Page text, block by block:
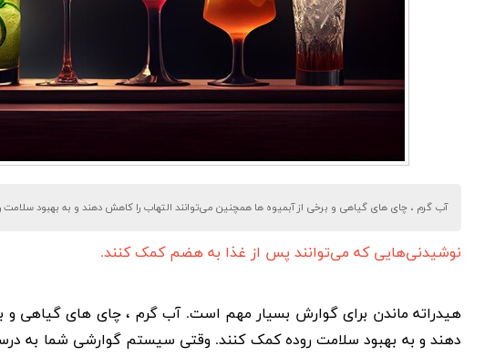
آب گرم ، چای های گیاهی و برخی از آبمیوه ها همچنین می‌توانند التهاب را کاهش دهند و به بهبود سلامت
نوشیدنی‌هایی که می‌توانند پس از غذا به هضم کمک کنند.
هیدراته ماندن برای گوارش بسیار مهم است. آب گرم ، چای های گیاهی و
دهند و به بهبود سلامت رودهکمک کنند. وقتی سیستم گوارشی شما به